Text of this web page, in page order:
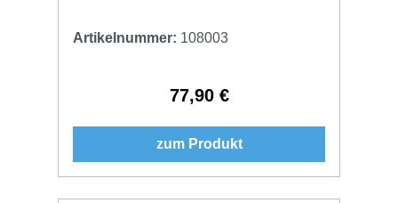
Artikelnummer: 108003
Regulärer Preis:
77,90 €
zum Produkt